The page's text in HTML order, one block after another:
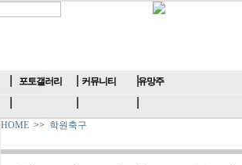
포토갤러리 커뮤니티 유망주
HOME >> 학원축구